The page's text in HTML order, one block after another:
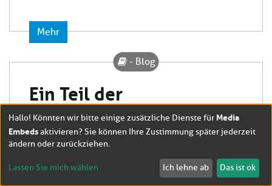
Mehr
Ein Teil der
Willkommenskultur
- Blog
Phrasebook“ werden
Phrasen, Vokabeln
Hallo! Könnten wir bitte einige zusätzliche Dienste für Media
Embedsaktivieren? Sie können Ihre Zustimmung später jederzeit
ändern oder zurückziehen.
Lassen Sie mich wählen Ich lehne ab Das ist ok